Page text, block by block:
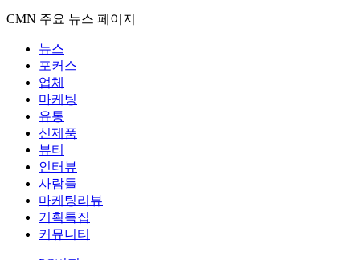
CMN 주요 뉴스 페이지
뉴스
포커스
업체
마케팅
유통
신제품
뷰티
인터뷰
사람들
마케팅리뷰
기획특집
커뮤니티